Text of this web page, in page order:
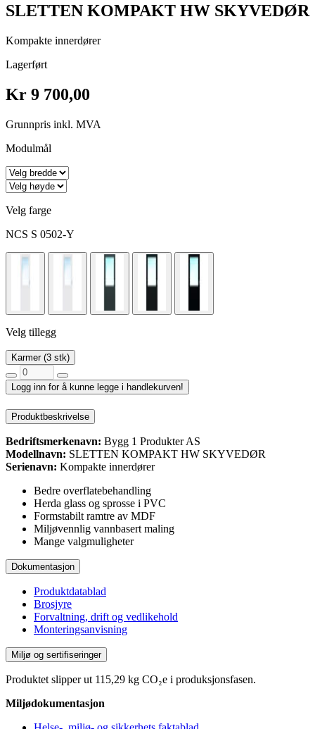
SLETTEN KOMPAKT HW SKYVEDØR
Kompakte innerdører
Lagerført
Kr 9 700,00
Grunnpris inkl. MVA
Modulmål
Velg farge
NCS S 0502-Y
Velg tillegg
Karmer (3 stk)
Logg inn for å kunne legge i handlekurven!
Produktbeskrivelse
Bedriftsmerkenavn: Bygg 1 Produkter AS
Modellnavn: SLETTEN KOMPAKT HW SKYVEDØR
Serienavn: Kompakte innerdører
Bedre overflatebehandling
Herda glass og sprosse i PVC
Formstabilt ramtre av MDF
Miljøvennlig vannbasert maling
Mange valgmuligheter
Dokumentasjon
Produktdatablad
Brosjyre
Forvaltning, drift og vedlikehold
Monteringsanvisning
Miljø og sertifiseringer
Produktet slipper ut 115,29 kg CO₂e i produksjonsfasen.
Miljødokumentasjon